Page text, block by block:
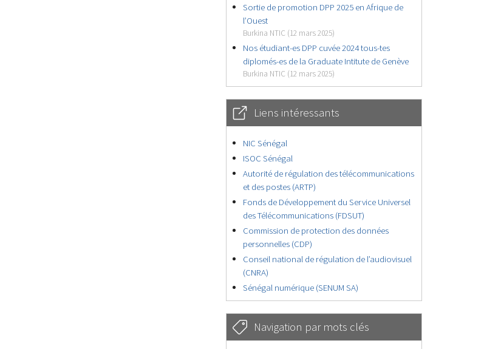
Sortie de promotion DPP 2025 en Afrique de
l’Ouest
Burkina NTIC (12 mars 2025)
Nos étudiant-es DPP cuvée 2024 tous-tes
diplomés-es de la Graduate Intitute de Genève
Burkina NTIC (12 mars 2025)
Liens intéressants
NIC Sénégal
ISOC Sénégal
Autorité de régulation des télécommunications
et des postes (ARTP)
Fonds de Développement du Service Universel
des Télécommunications (FDSUT)
Commission de protection des données
personnelles (CDP)
Conseil national de régulation de l’audiovisuel
(CNRA)
Sénégal numérique (SENUM SA)
Navigation par mots clés